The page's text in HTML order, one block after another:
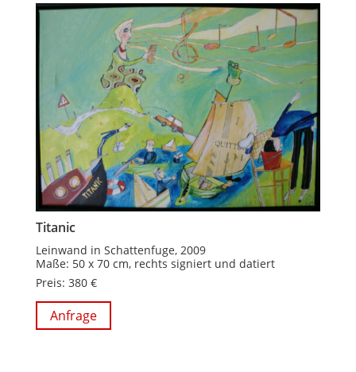
Titanic
Leinwand in Schattenfuge, 2009
Maße: 50 x 70 cm, rechts signiert und datiert
Preis: 380 €
Anfrage